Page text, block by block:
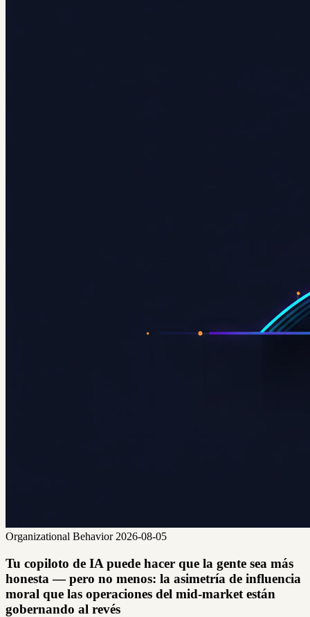
Organizational Behavior 2026-08-05
Tu copiloto de IA puede hacer que la gente sea más
honesta — pero no menos: la asimetría de influencia
moral que las operaciones del mid-market están
gobernando al revés